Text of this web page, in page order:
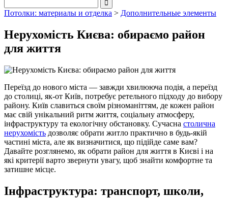
Потолки: материалы и отделка > Дополнительные элементы
Нерухомість Києва: обираємо район
для життя
Переїзд до нового міста — завжди хвилююча подія, а переїзд
до столиці, як-от Київ, потребує ретельного підходу до вибору
району. Київ славиться своїм різноманіттям, де кожен район
має свій унікальний ритм життя, соціальну атмосферу,
інфраструктуру та екологічну обстановку. Сучасна столична
нерухомість дозволяє обрати житло практично в будь-якій
частині міста, але як визначитися, що підійде саме вам?
Давайте розглянемо, як обрати район для життя в Києві і на
які критерії варто звернути увагу, щоб знайти комфортне та
затишне місце.
Інфраструктура: транспорт, школи,